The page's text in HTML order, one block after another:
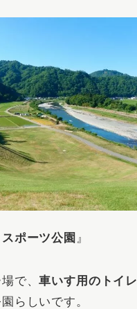
ポーツ公園 』
で、車いす用のトイレ
らしいです。